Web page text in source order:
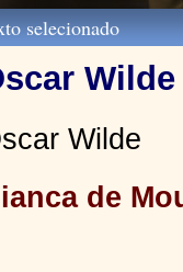
selecionado
Wilde
Wilde
de